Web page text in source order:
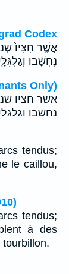
Codex
אֲשֶׁ֤ר חִצָּיו֙
נֶחְשָׁ֔בוּ
Only)
אשר חציו
נחשבו
tendus;
le caillou,
tendus;
à des